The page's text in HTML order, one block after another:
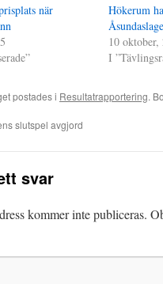
när
Hökerum
10 oktober,
I
postades i Resultatrapportering.
slutspel avgjord
svar
kommer inte publiceras.